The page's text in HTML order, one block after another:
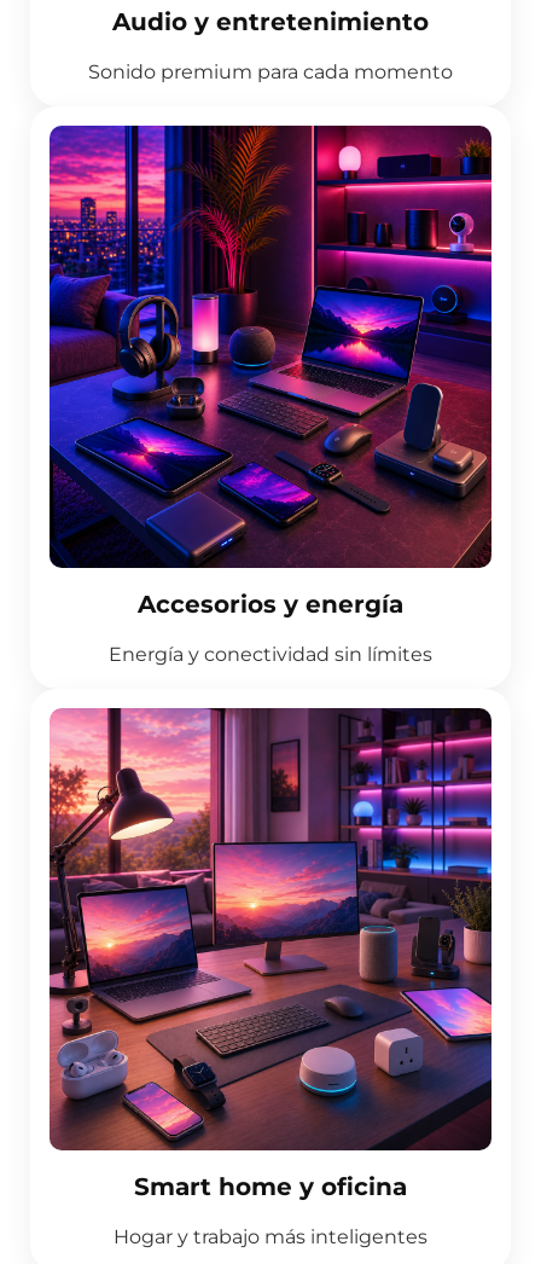
Audio y entretenimiento
Sonido premium para cada momento
Accesorios y energía
Energía y conectividad sin límites
Smart home y oficina
Hogar y trabajo más inteligentes